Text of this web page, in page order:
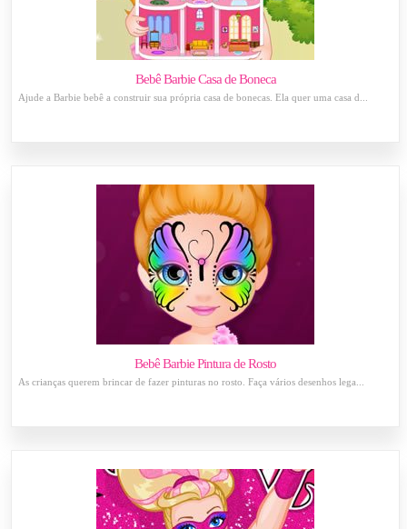
Bebê Barbie Casa de Boneca
Ajude a Barbie bebê a construir sua própria casa de bonecas. Ela quer uma casa d...
Bebê Barbie Pintura de Rosto
As crianças querem brincar de fazer pinturas no rosto. Faça vários desenhos lega...